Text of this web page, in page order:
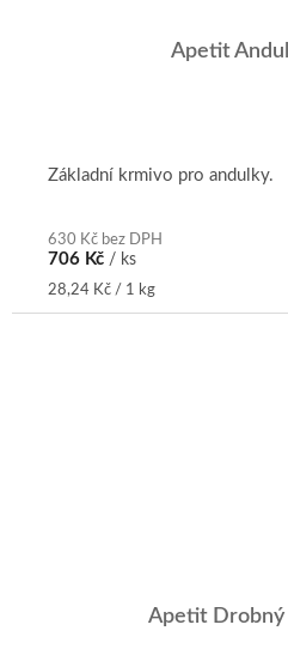
Apetit
je
5
hvězdiček.
630 Kč bez DPH
706 Kč / ks
Měrná
cena:
28,24 Kč / 1 kg
Základní krmivo pro andulky.
Apetit Drobný